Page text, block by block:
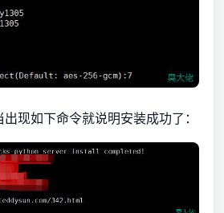
现如下命令就说明安装成功了：